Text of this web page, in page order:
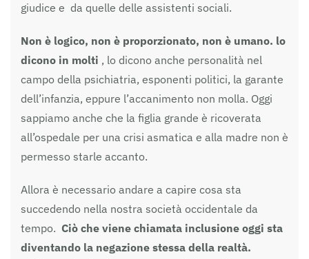
giudice e da quelle delle assistenti sociali.
Non è logico, non è proporzionato, non è umano. lo
dicono in molti , lo dicono anche personalità nel
campo della psichiatria, esponenti politici, la garante
dell’infanzia, eppure l’accanimento non molla. Oggi
sappiamo anche che la figlia grande è ricoverata
all’ospedale per una crisi asmatica e alla madre non è
permesso starle accanto.
Allora è necessario andare a capire cosa sta
succedendo nella nostra società occidentale da
tempo. Ciò che viene chiamata inclusione oggi sta
diventando la negazione stessa della realtà.